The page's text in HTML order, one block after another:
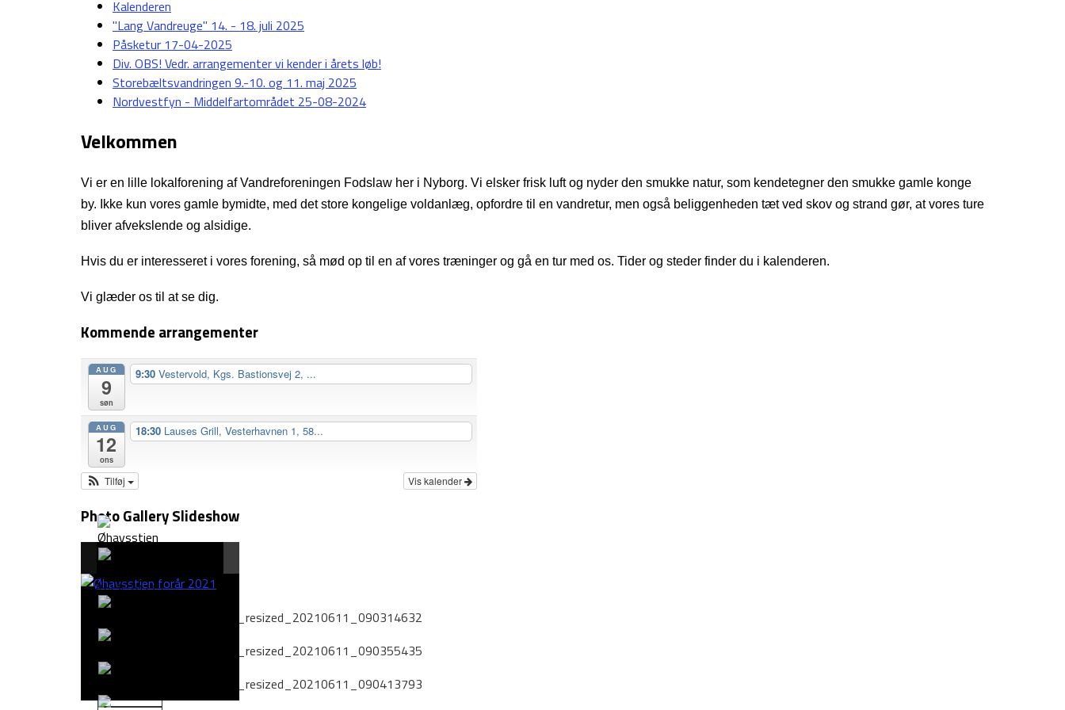
Kalenderen
"Lang Vandreuge" 14. - 18. juli 2025
Påsketur 17-04-2025
Div. OBS! Vedr. arrangementer vi kender i årets løb!
Storebæltsvandringen 9.-10. og 11. maj 2025
Nordvestfyn - Middelfartområdet 25-08-2024
Velkommen
Vi er en lille lokalforening af Vandreforeningen Fodslaw her i Nyborg. Vi elsker frisk luft og nyder den smukke natur, som kendetegner den smukke gamle konge
by. Ikke kun vores gamle bymidte, med det store kongelige voldanlæg, opfordre til en vandretur, men også beliggenheden tæt ved skov og strand gør, at vores ture
bliver afvekslende og alsidige.
Hvis du er interesseret i vores forening, så mød op til en af vores træninger og gå en tur med os. Tider og steder finder du i kalenderen.
Vi glæder os til at se dig.
Kommende arrangementer
AUG
9
søn
9:30 Vestervold, Kgs. Bastionsvej 2, ...
AUG
12
ons
18:30 Lauses Grill, Vesterhavnen 1, 58...
Vis kalender
Tilføj
Photo Gallery Slideshow